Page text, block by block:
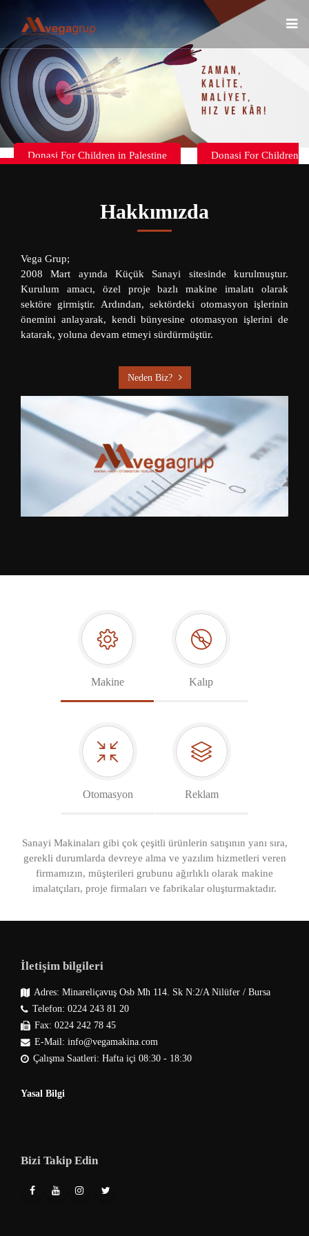
Donasi For Children in Palestine
Donasi For Children
Hakkımızda
Vega Grup;
2008 Mart ayında Küçük Sanayi sitesinde kurulmuştur.
Kurulum amacı, özel proje bazlı makine imalatı olarak
sektöre girmiştir. Ardından, sektördeki otomasyon işlerinin
önemini anlayarak, kendi bünyesine otomasyon işlerini de
katarak, yoluna devam etmeyi sürdürmüştür.
Neden Biz?
Makine Kalıp
Otomasyon Reklam
Sanayi Makinaları gibi çok çeşitli ürünlerin satışının yanı sıra,
gerekli durumlarda devreye alma ve yazılım hizmetleri veren
firmamızın, müşterileri grubunu ağırlıklı olarak makine
imalatçıları, proje firmaları ve fabrikalar oluşturmaktadır.
İletişim bilgileri
Adres: Minareliçavuş Osb Mh 114. Sk N:2/A Nilüfer / Bursa
Telefon: 0224 243 81 20
Fax: 0224 242 78 45
E-Mail: info@vegamakina.com
Çalışma Saatleri: Hafta içi 08:30 - 18:30
Yasal Bilgi
Bizi Takip Edin